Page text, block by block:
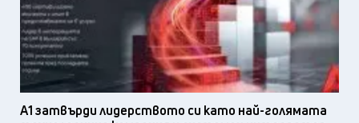
А1 затвърди лидерството си като най-голямата